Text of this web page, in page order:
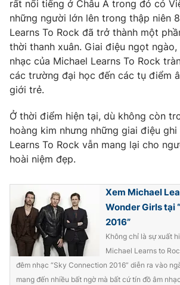
Liên hệ tòa soạn English
THỜI BÁO VTV
Theo dõi báo trên
Cơ quan chủ quản:
Cơ quan báo chí:Thời báo VTV
Giấy phép hoạt động báo in và báo điện tử
cấp ngày 29/12/2023
Tổng Biên tập:Vũ Thanh Thủy
Phó Tổng Biên tập: Nguyễn Thị Mỹ Hạnh,
Nguyễn Trọng Ninh
Tổng đài VTV: 024.38 355 931 - 024.38
rất nổi tiếng ở Châu Á trong đó có
những người lớn lên trong thập niên
Learns To Rock đã trở thành một
thời thanh xuân. Giai điệu ngọt
nhạc của Michael Learns To Rock
các trường đại học đến các tụ điểm
giới trẻ.
Ở thời điểm hiện tại, dù không còn
hoàng kim nhưng những giai điệu ghi
Learns To Rock vẫn mang lại cho
hoài niệm đẹp.
Xem Michael
Wonder Girls tại
2016”
Không chỉ là sự xuất
Michael Learns to
đêm nhạc “Sky Connection 2016” diễn ra vào
mang đến nhiều bất ngờ mà bất cứ tín đồ âm